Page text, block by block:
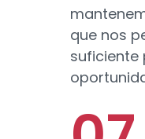
que nos
suficiente